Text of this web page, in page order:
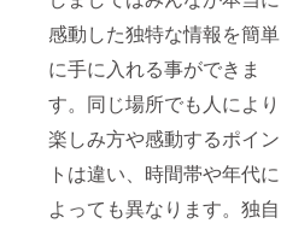
感動した独特な情報を簡単
に手に入れる事ができま
す。同じ場所でも人により
楽しみ方や感動するポイン
トは違い、時間帯や年代に
よっても異なります。独自